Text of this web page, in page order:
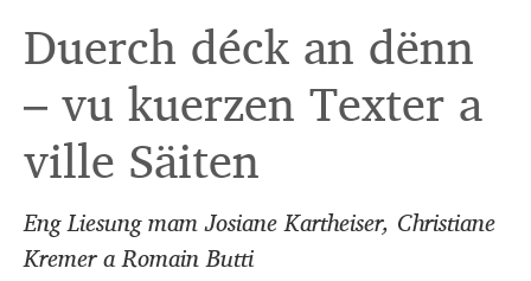
Duerch déck an dënn
– vu kuerzen Texter a
ville Säiten
Eng Liesung mam Josiane Kartheiser, Christiane
Kremer a Romain Butti